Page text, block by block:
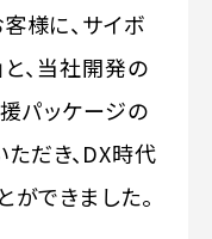
様に、サイボ
、当社開発の
パッケージの
だき、DX時代
ができました。